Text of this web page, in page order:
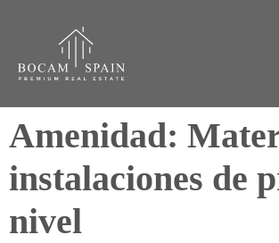
Amenidad:
instalaciones de
nivel